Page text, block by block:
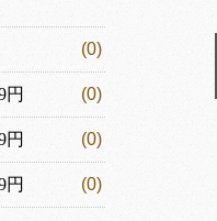
(0)
円 (0)
円 (0)
円 (0)